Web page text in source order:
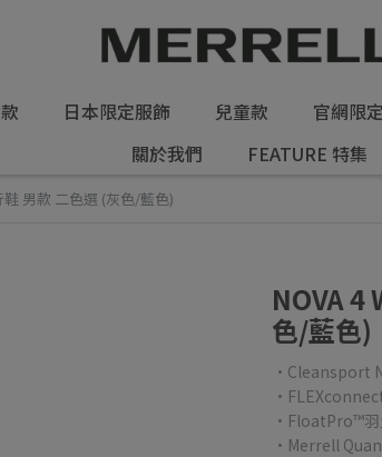
日本限定服飾 兒童款 官網限
關於我們
FEATURE 特集
男款 二色選 (灰色/藍色)
NOVA 4
色/藍色)
•Cleansport
•FloatPro™羽
•Merrell